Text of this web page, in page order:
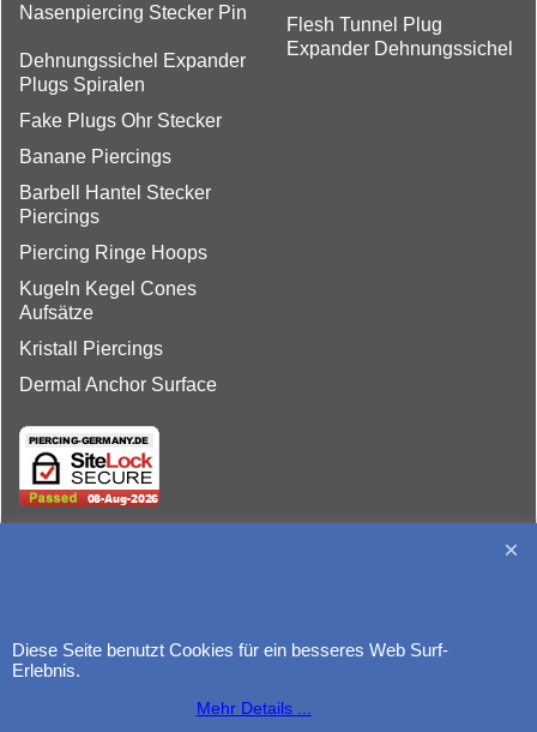
Nasenpiercing Stecker Pin
Flesh Tunnel Plug
Expander Dehnungssichel
Dehnungssichel Expander
Plugs Spiralen
Fake Plugs Ohr Stecker
Banane Piercings
Barbell Hantel Stecker
Piercings
Piercing Ringe Hoops
Kugeln Kegel Cones
Aufsätze
Kristall Piercings
Dermal Anchor Surface
Diese Seite benutzt Cookies für ein besseres Web Surf-
Erlebnis.
Mehr Details ...